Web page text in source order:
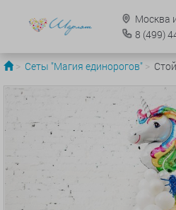
Москва
8 (499)
Сеты "Магия единорогов"